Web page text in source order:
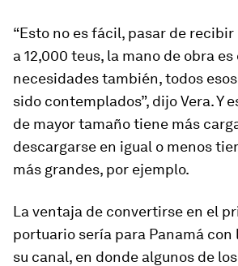
“Esto no es fácil, pasar de
a 12,000 teus, la mano de obra
necesidades también, todos
sido contemplados”, dijo Vera. Y
de mayor tamaño tiene más
descargarse en igual o menos
más grandes, por ejemplo.
La ventaja de convertirse en el
portuario sería para Panamá
su canal, en donde algunos de